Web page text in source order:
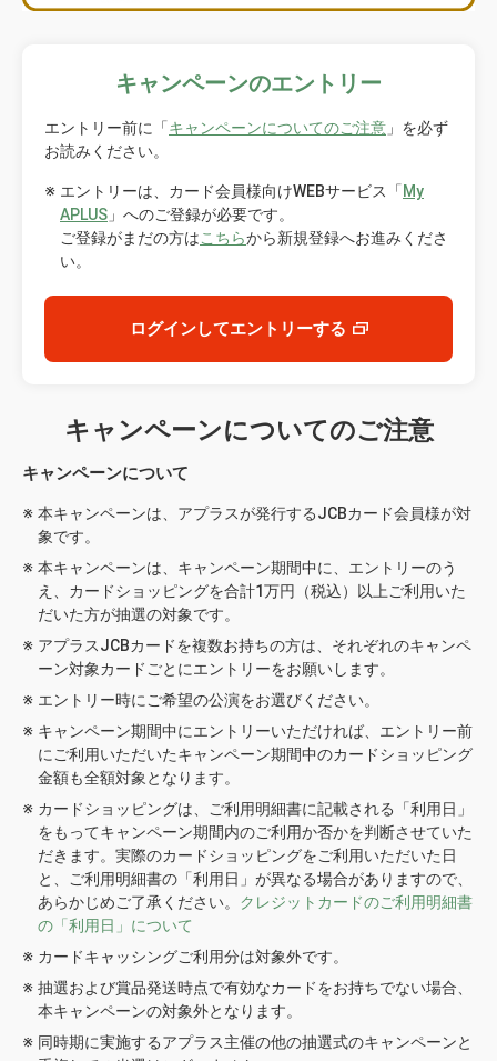
キャンペーンのエントリー
エントリー前に「キャンペーンについてのご注意 」を必ず
お読みください。
エントリーは、カード会員様向けWEBサービス「 My
APLUS 」へのご登録が必要です。
ご登録がまだの方はこちらから新規登録へお進みくださ
い。
ログインしてエントリーする
キャンペーンについてのご注意
キャンペーンについて
本キャンペーンは、アプラスが発行するJCBカード会員様が対
象です。
本キャンペーンは、キャンペーン期間中に、エントリーのう
え、カードショッピングを合計1万円（税込）以上ご利用いた
だいた方が抽選の対象です。
アプラスJCBカードを複数お持ちの方は、それぞれのキャンペ
ーン対象カードごとにエントリーをお願いします。
エントリー時にご希望の公演をお選びください。
キャンペーン期間中にエントリーいただければ、エントリー前
にご利用いただいたキャンペーン期間中のカードショッピング
金額も全額対象となります。
カードショッピングは、ご利用明細書に記載される「利用日」
をもってキャンペーン期間内のご利用か否かを判断させていた
だきます。実際のカードショッピングをご利用いただいた日
と、ご利用明細書の「利用日」が異なる場合がありますので、
あらかじめご了承ください。 クレジットカードのご利用明細書
の「利用日」について
カードキャッシングご利用分は対象外です。
抽選および賞品発送時点で有効なカードをお持ちでない場合、
本キャンペーンの対象外となります。
同時期に実施するアプラス主催の他の抽選式のキャンペーンと